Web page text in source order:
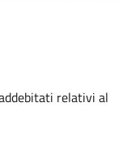
relativi al